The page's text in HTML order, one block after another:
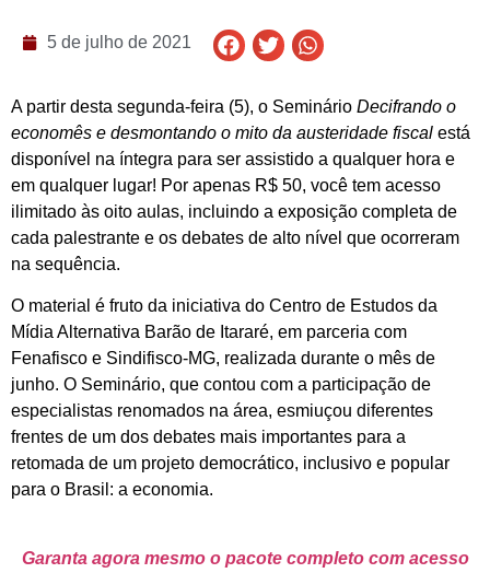
5 de julho de 2021
A partir desta segunda-feira (5), o Seminário Decifrando o
economês e desmontando o mito da austeridade fiscal está
disponível na íntegra para ser assistido a qualquer hora e
em qualquer lugar! Por apenas R$ 50, você tem acesso
ilimitado às oito aulas, incluindo a exposição completa de
cada palestrante e os debates de alto nível que ocorreram
na sequência.
O material é fruto da iniciativa do Centro de Estudos da
Mídia Alternativa Barão de Itararé, em parceria com
Fenafisco e Sindifisco-MG, realizada durante o mês de
junho. O Seminário, que contou com a participação de
especialistas renomados na área, esmiuçou diferentes
frentes de um dos debates mais importantes para a
retomada de um projeto democrático, inclusivo e popular
para o Brasil: a economia.
Garanta agora mesmo o pacote completo com acesso